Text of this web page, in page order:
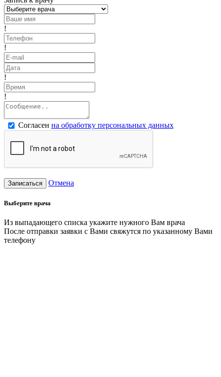
!
!
!
!
Согласен на обработку персональных данных
Записаться Отмена
Выберите врача
Из выпадающего списка укажите нужного Вам врача
После отправки заявки с Вами свяжутся по указанному Вами
телефону